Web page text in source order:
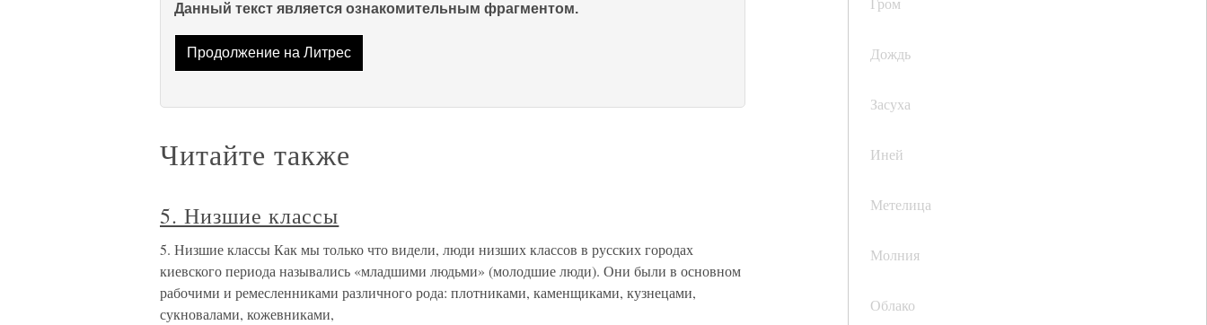
Дождь
Засуха
Иней
Метелица
Молния
Облако
Данный текст является ознакомительным фрагментом.
Продолжение на Литрес
Читайте также
5. Низшие классы
5. Низшие классы Как мы только что видели, люди низших классов в русских городах
киевского периода назывались «младшими людьми» (молодшие люди). Они были в основном
рабочими и ремесленниками различного рода: плотниками, каменщиками, кузнецами,
сукновалами, кожевниками,